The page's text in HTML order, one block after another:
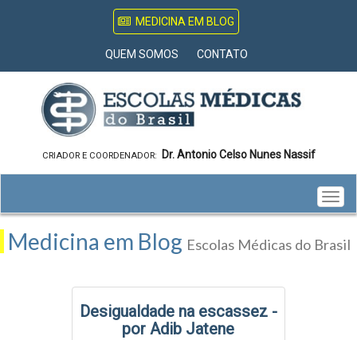
MEDICINA EM BLOG
QUEM SOMOS CONTATO
CRIADOR E COORDENADOR: Dr. Antonio Celso Nunes Nassif
Medicina em Blog Escolas Médicas do Brasil
Desigualdade na escassez -
por Adib Jatene